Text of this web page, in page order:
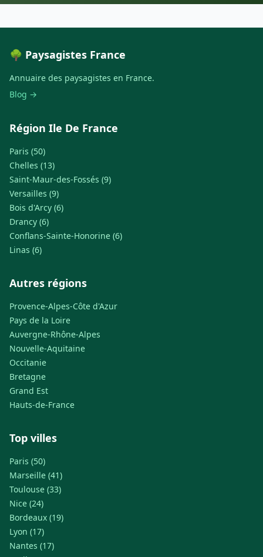
🌳 Paysagistes France
Annuaire des paysagistes en France.
Blog →
Région Ile De France
Paris (50)
Chelles (13)
Saint-Maur-des-Fossés (9)
Versailles (9)
Bois d'Arcy (6)
Drancy (6)
Conflans-Sainte-Honorine (6)
Linas (6)
Autres régions
Provence-Alpes-Côte d'Azur
Pays de la Loire
Auvergne-Rhône-Alpes
Nouvelle-Aquitaine
Occitanie
Bretagne
Grand Est
Hauts-de-France
Top villes
Paris (50)
Marseille (41)
Toulouse (33)
Nice (24)
Bordeaux (19)
Lyon (17)
Nantes (17)